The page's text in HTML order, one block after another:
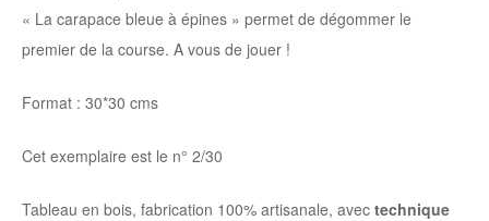
« La carapace bleue à épines » permet de dégommer le
premier de la course. A vous de jouer !
Format : 30*30 cms
Cet exemplaire est le n° 2/30
Tableau en bois, fabrication 100% artisanale, avec technique